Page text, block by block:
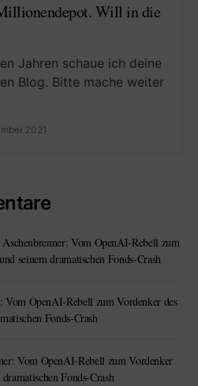
Will in die
Jahren schaue ich deine
Blog. Bitte mache weiter
2021
Vom OpenAI-Rebell zum
seinem dramatischen Fonds-Crash
Vom OpenAI-Rebell zum Vordenker des
Fonds-Crash
Vom OpenAI-Rebell zum Vordenker
Fonds-Crash